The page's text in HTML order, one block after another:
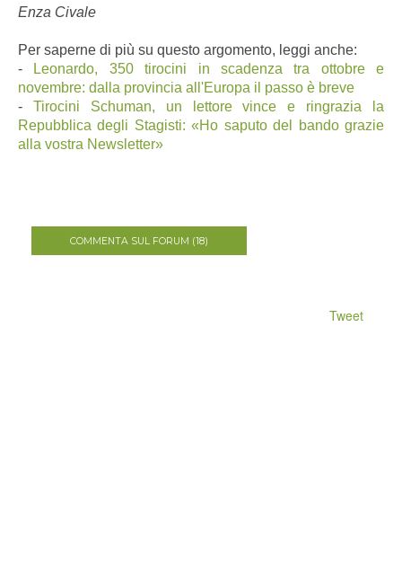
Enza Civale
Per saperne di più su questo argomento, leggi anche:
-
Leonardo, 350 tirocini in scadenza tra ottobre e
novembre: dalla provincia all'Europa il passo è breve
- Tirocini Schuman, un lettore vince e ringrazia la
Repubblica degli Stagisti: «Ho saputo del bando grazie
alla vostra Newsletter»
COMMENTA SUL FORUM (18)
Tweet